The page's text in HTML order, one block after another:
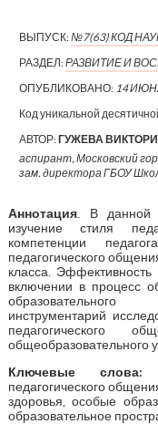
ВЫПУСК:№7(63) КОД
РАЗДЕЛ:РАЗВИТИЕ И
ОПУБЛИКОВАНО: 14
Код уникальной
АВТОР:ГУЖЕВА
аспирант, Московский
зам. директора ГБОУ
Аннотация. В данной
изучение стиля
компетенции
педагогического
класса.
включении в процесс
образовательного
инструментарий
педагогического
общеобразовательного
Ключевые слова:
педагогического
здоровья, особые
образовательное